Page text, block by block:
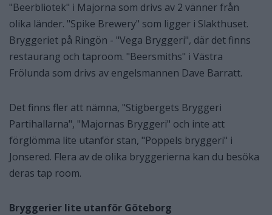
"Beerbliotek" i Majorna som drivs av 2 vänner från
olika länder. "Spike Brewery" som ligger i Slakthuset.
Bryggeriet på Ringön - "Vega Bryggeri", där det finns
restaurang och taproom. "Beersmiths" i Västra
Frölunda som drivs av engelsmannen Dave Barratt.
Det finns fler att nämna, "Stigbergets Bryggeri
Partihallarna", "Majornas Bryggeri" och inte att
förglömma lite utanför stan, "Poppels bryggeri" i
Jonsered. Flera av de olika bryggerierna kan du besöka
deras tap room.
Bryggerier lite utanför Göteborg